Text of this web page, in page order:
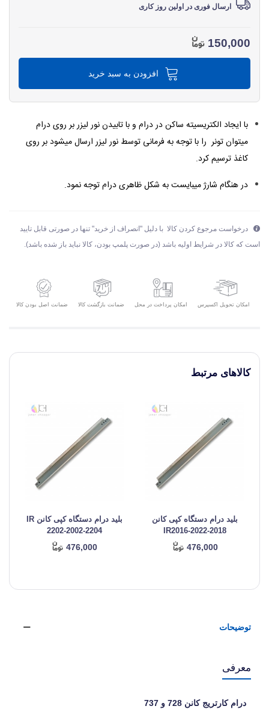
ارسال فوری در اولین روز کاری
150,000
افزودن به سبد خرید
با ایجاد الکتریسیته ساکن در درام و با تابیدن نور لیزر بر روی درام
میتوان تونر را با توجه به فرمانی توسط نور لیزر ارسال میشود بر روی
کاغذ ترسیم کرد.
در هنگام شارژ میبایست به شکل ظاهری درام توجه نمود.
درخواست مرجوع کردن کالا با دلیل "انصراف از خرید" تنها در صورتی قابل تایید
است که کالا در شرایط اولیه باشد (در صورت پلمپ بودن، کالا نباید باز شده باشد).
امکان تحویل اکسپرس امکان پرداخت در محل ضمانت بازگشت کالا ضمانت اصل بودن کالا
کالاهای مرتبط
بلید درام دستگاه کپی کانن
IR2016-2022-2018
476,000
بلید درام دستگاه کپی کانن IR
2202-2002-2204
476,000
توضیحات
معرفی
درام کارتریج کانن 728 و 737